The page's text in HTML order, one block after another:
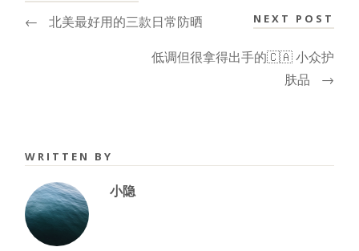
← 北美最好用的三款日常防晒 NEXT POST
低调但很拿得出手的🇨🇦 小众护
肤品
→
WRITTEN BY
小隐